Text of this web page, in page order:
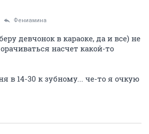
Фениамина
девчонок в караоке, да и все) не
насчет какой-то
в 14-30 к зубному... че-то я очкую